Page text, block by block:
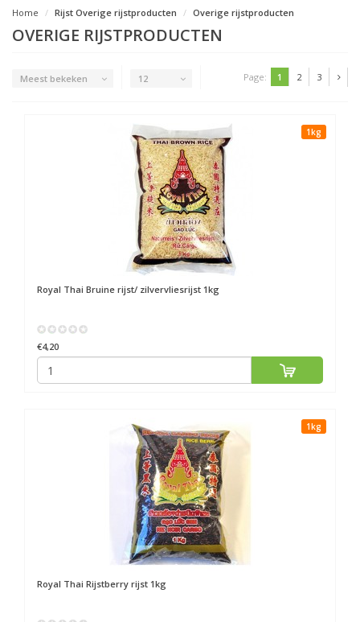
Home Rijst Overige rijstproducten Overige rijstproducten
OVERIGE RIJSTPRODUCTEN
Meest bekeken 12 Page: 1 2 3
1kg
Royal Thai Bruine rijst/ zilvervliesrijst 1kg
€4,20
1kg
Royal Thai Rijstberry rijst 1kg